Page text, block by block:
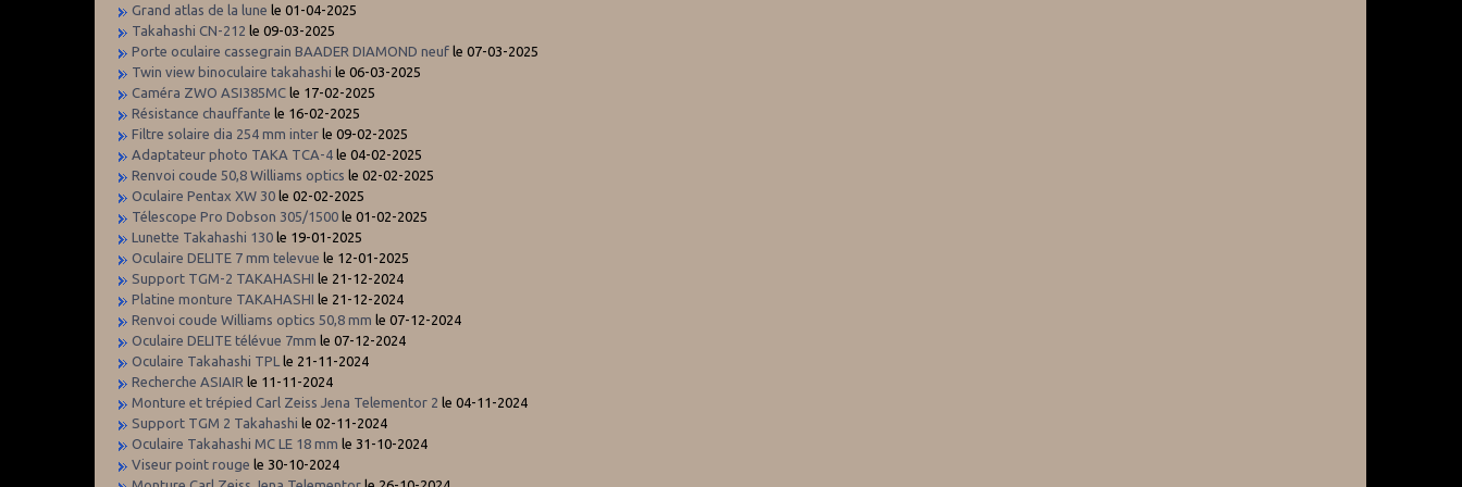
Grand atlas de la lune le 01-04-2025
Takahashi CN-212 le 09-03-2025
Porte oculaire cassegrain BAADER DIAMOND neuf le 07-03-2025
Twin view binoculaire takahashi le 06-03-2025
Caméra ZWO ASI385MC le 17-02-2025
Résistance chauffante le 16-02-2025
Filtre solaire dia 254 mm inter le 09-02-2025
Adaptateur photo TAKA TCA-4 le 04-02-2025
Renvoi coude 50,8 Williams optics le 02-02-2025
Oculaire Pentax XW 30 le 02-02-2025
Télescope Pro Dobson 305/1500 le 01-02-2025
Lunette Takahashi 130 le 19-01-2025
Oculaire DELITE 7 mm televue le 12-01-2025
Support TGM-2 TAKAHASHI le 21-12-2024
Platine monture TAKAHASHI le 21-12-2024
Renvoi coude Williams optics 50,8 mm le 07-12-2024
Oculaire DELITE télévue 7mm le 07-12-2024
Oculaire Takahashi TPL
le 21-11-2024
Recherche ASIAIR le 11-11-2024
Monture et trépied Carl Zeiss Jena Telementor 2 le 04-11-2024
Support TGM 2 Takahashi le 02-11-2024
Oculaire Takahashi MC LE 18 mm le 31-10-2024
Viseur point rouge le 30-10-2024